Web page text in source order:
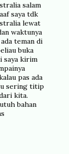
salam
saya tdk
lewat
waktunya
teman di
buka
saya kirim
pas ada
sering titip
kita.
bahan